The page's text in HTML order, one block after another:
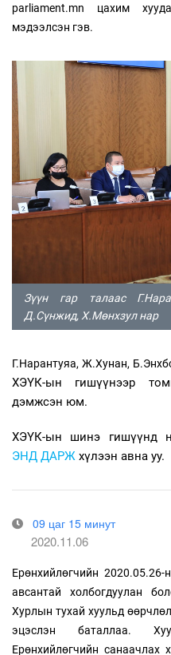
parliament.mn цахим
мэдээлсэн гэв.
Зүүн гар талаас
Д.Сүнжид, Х.Мөнхзул нар
Г.Нарантуяа, Ж.Хунан,
ХЭҮК-ын гишүүнээр
дэмжсэн юм.
ХЭҮК-ын шинэ гишүүнд
ЭНД ДАРЖ хүлээн авна уу.
09 цаг 15 минут
2020.11.06
Ерөнхийлөгчийн
авсантай холбогдуулан
Хурлын тухай хуульд
эцэслэн баталлаа.
Ерөнхийлөгчийн санаачлах